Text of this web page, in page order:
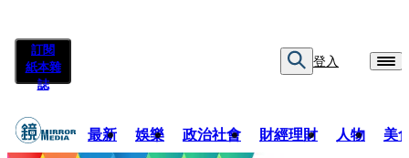
訂閱
紙本雜
誌
登入
最新 娛樂 政治社會 財經理財 人物 美